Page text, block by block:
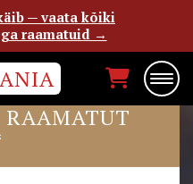
RAAMATUT
— vaata kõiki
raamatuid →